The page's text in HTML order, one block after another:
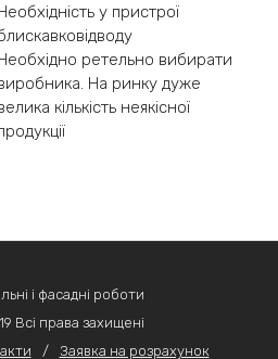
у пристрої
ретельно вибирати
На ринку дуже
кількість неякісної
і фасадні роботи
Всі права захищені
/ Заявка на розрахунок